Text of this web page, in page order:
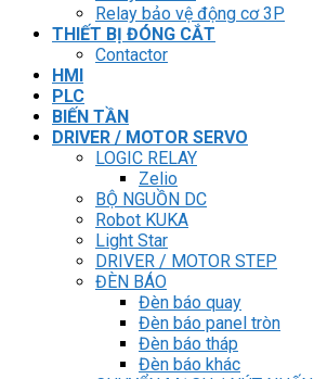
Relay bảo vệ động cơ 3P
THIẾT BỊ ĐÓNG CẮT
Contactor
HMI
PLC
BIẾN TẦN
DRIVER / MOTOR SERVO
LOGIC RELAY
Zelio
BỘ NGUỒN DC
Robot KUKA
Light Star
DRIVER / MOTOR STEP
ĐÈN BÁO
Đèn báo quay
Đèn báo panel tròn
Đèn báo tháp
Đèn báo khác